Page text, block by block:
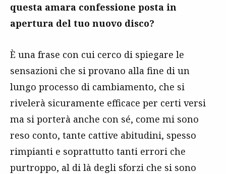
questa amara confessione posta in
apertura del tuo nuovo disco?
È una frase con cui cerco di spiegare le
sensazioni che si provano alla fine di un
lungo processo di cambiamento, che si
rivelerà sicuramente efficace per certi versi
ma si porterà anche con sé, come mi sono
reso conto, tante cattive abitudini, spesso
rimpianti e soprattutto tanti errori che
purtroppo, al di là degli sforzi che si sono